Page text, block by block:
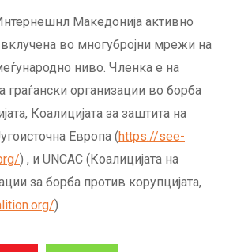
Македонија активно
во многубројни мрежи на
ниво. Членка е на
граѓански организации во борба
Коалицијата за заштита на
Европа (https://see-
) , и UNCAC (Коалицијата на
за борба против корупцијата,
)